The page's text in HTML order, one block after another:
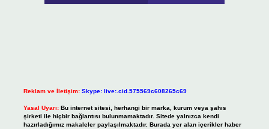
Reklam ve İletişim: Skype: live:.cid.575569c608265c69
Yasal Uyarı: Bu internet sitesi, herhangi bir marka, kurum veya şahıs
şirketi ile hiçbir bağlantısı bulunmamaktadır. Sitede yalnızca kendi
hazırladığımız makaleler paylaşılmaktadır. Burada yer alan içerikler haber